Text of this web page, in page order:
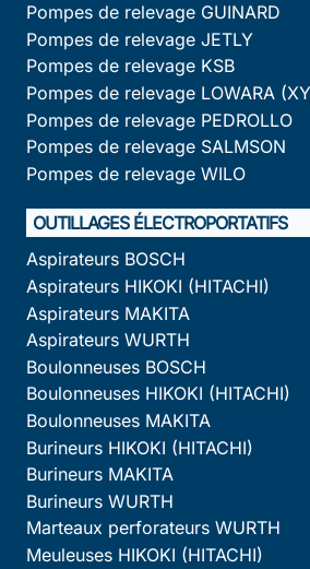
Pompes de relevage GUINARD
Pompes de relevage JETLY
Pompes de relevage KSB
Pompes de relevage LOWARA
Pompes de relevage PEDROLLO
Pompes de relevage SALMSON
Pompes de relevage WILO
OUTILLAGES ÉLECTROPORTATIFS
Aspirateurs BOSCH
Aspirateurs HIKOKI (HITACHI)
Aspirateurs MAKITA
Aspirateurs WURTH
Boulonneuses BOSCH
Boulonneuses HIKOKI (HITACHI)
Boulonneuses MAKITA
Burineurs HIKOKI (HITACHI)
Burineurs MAKITA
Burineurs WURTH
Marteaux perforateurs WURTH
Meuleuses HIKOKI (HITACHI)